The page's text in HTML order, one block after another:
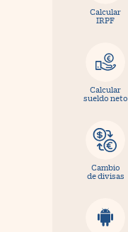
Calcular
IRPF
Calcular
sueldo neto
Cambio
de divisas